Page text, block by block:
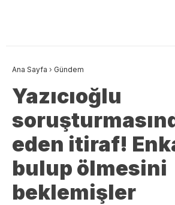
Ana Sayfa › Gündem
Yazıcıoğlu
eden itiraf!
bulup ölmesini
beklemişler